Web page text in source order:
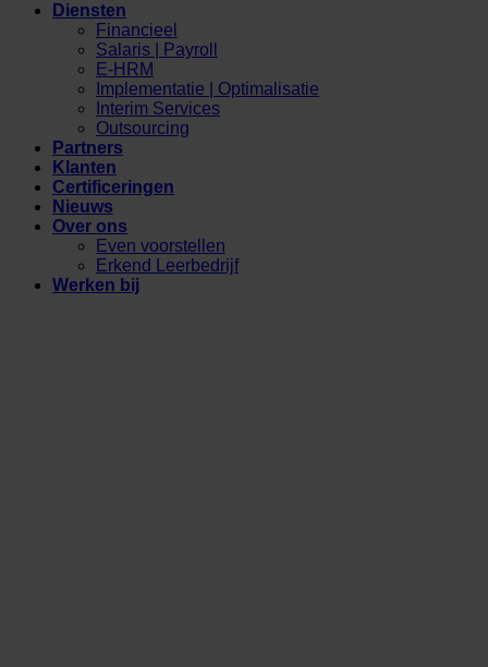
Diensten
Financieel
Salaris | Payroll
E-HRM
Implementatie | Optimalisatie
Interim Services
Outsourcing
Partners
Klanten
Certificeringen
Nieuws
Over ons
Even voorstellen
Erkend Leerbedrijf
Werken bij